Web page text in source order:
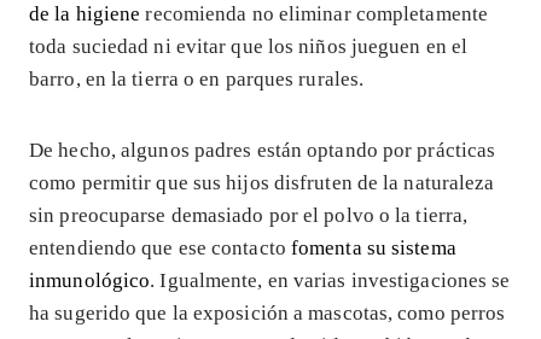
de la higiene recomienda no eliminar completamente
toda suciedad ni evitar que los niños jueguen en el
barro, en la tierra o en parques rurales.
De hecho, algunos padres están optando por prácticas
como permitir que sus hijos disfruten de la naturaleza
sin preocuparse demasiado por el polvo o la tierra,
entendiendo que ese contacto fomenta su sistema
inmunológico. Igualmente, en varias investigaciones se
ha sugerido que la exposición a mascotas, como perros